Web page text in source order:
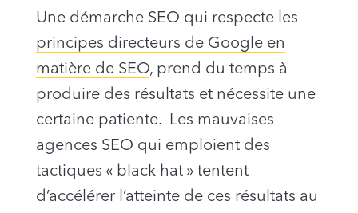
Une démarche SEO qui respecte les
principes directeurs de Google en
matière de SEO, prend du temps à
produire des résultats et nécessite une
certaine patiente. Les mauvaises
agences SEO qui emploient des
tactiques « black hat » tentent
d’accélérer l’atteinte de ces résultats au